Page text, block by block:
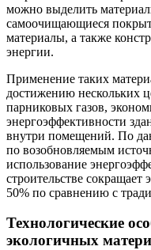
можно выделить
самоочищающиеся
материалы, а также
энергии.
Применение таких
достижению нескольких
парниковых газов,
энергоэффективности
внутри помещений. По
по возобновляемым
использование
строительстве сокращает
50% по сравнению с
Технологические
экологичных